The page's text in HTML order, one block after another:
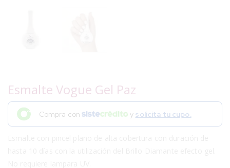
Esmalte Vogue Gel Paz
Compra con y solicita tu cupo.